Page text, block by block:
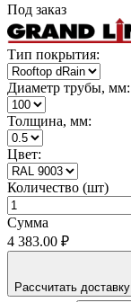
Под заказ
Тип покрытия:
Диаметр трубы, мм:
Толщина, мм:
Цвет:
Количество (шт)
Сумма
4 383.00 ₽
Рассчитать доставку